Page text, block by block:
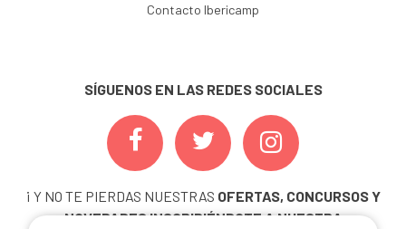
Contacto Ibericamp
SÍGUENOS EN LAS REDES SOCIALES
¡ Y NO TE PIERDAS NUESTRAS OFERTAS, CONCURSOS Y
NOVEDADESINSCRIBIÉNDOTE A NUESTRA